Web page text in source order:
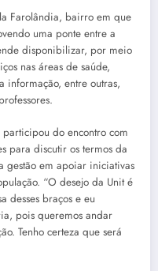
Farolândia, bairro em que
uma ponte entre a
disponibilizar, por meio
nas áreas de saúde,
informação, entre outras,
do encontro com
para discutir os termos da
gestão em apoiar iniciativas
“O desejo da Unit é
desses braços e eu
pois queremos andar
Tenho certeza que será